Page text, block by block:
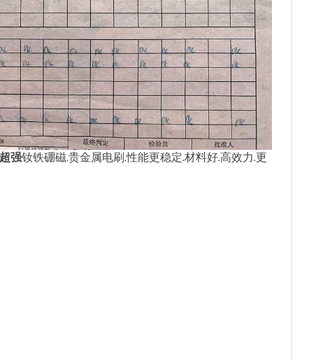
强钕铁硼磁.贵金属电刷.性能更稳定.材料好.高效力.更